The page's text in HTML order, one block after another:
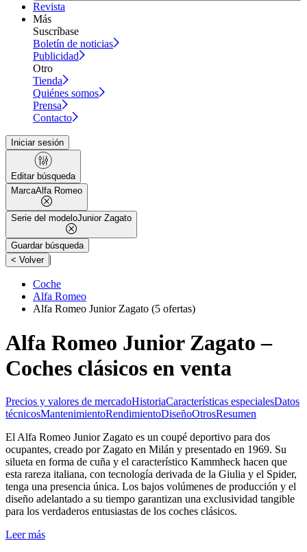
Revista
Más
Suscríbase
Boletín de noticias
Publicidad
Otro
Tienda
Quiénes somos
Prensa
Contacto
Iniciar sesión
Editar búsqueda
MarcaAlfa Romeo
Serie del modeloJunior Zagato
Guardar búsqueda
< Volver |
Coche
Alfa Romeo
Alfa Romeo Junior Zagato (5 ofertas)
Alfa Romeo Junior Zagato –
Coches clásicos en venta
Precios y valores de mercadoHistoriaCaracterísticas especialesDatos
técnicosMantenimientoRendimientoDiseñoOtrosResumen
El Alfa Romeo Junior Zagato es un coupé deportivo para dos
ocupantes, creado por Zagato en Milán y presentado en 1969. Su
silueta en forma de cuña y el característico Kammheck hacen que
esta rareza italiana, con tecnología derivada de la Giulia y el Spider,
tenga una presencia única. Los bajos volúmenes de producción y el
diseño adelantado a su tiempo garantizan una exclusividad tangible
para los verdaderos entusiastas de los coches clásicos.
Leer más